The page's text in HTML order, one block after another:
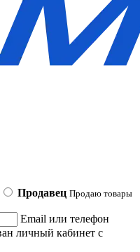
Продавец Продаю товары
Email или телефон
личный кабинет с